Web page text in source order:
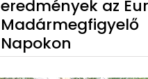
eredmények az
Madármegfigyelő
Napokon